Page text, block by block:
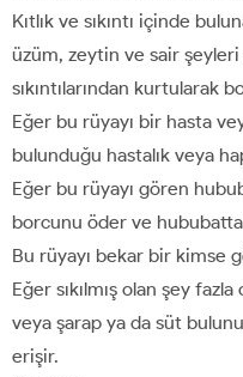
Kıtlık ve sıkıntı içinde
üzüm, zeytin ve sair şeyleri
sıkıntılarından kurtularak
Eğer bu rüyayı bir hasta
bulunduğu hastalık veya
Eğer bu rüyayı gören
borcunu öder ve
Bu rüyayı bekar bir kimse
Eğer sıkılmış olan şey
veya şarap ya da süt
erişir.